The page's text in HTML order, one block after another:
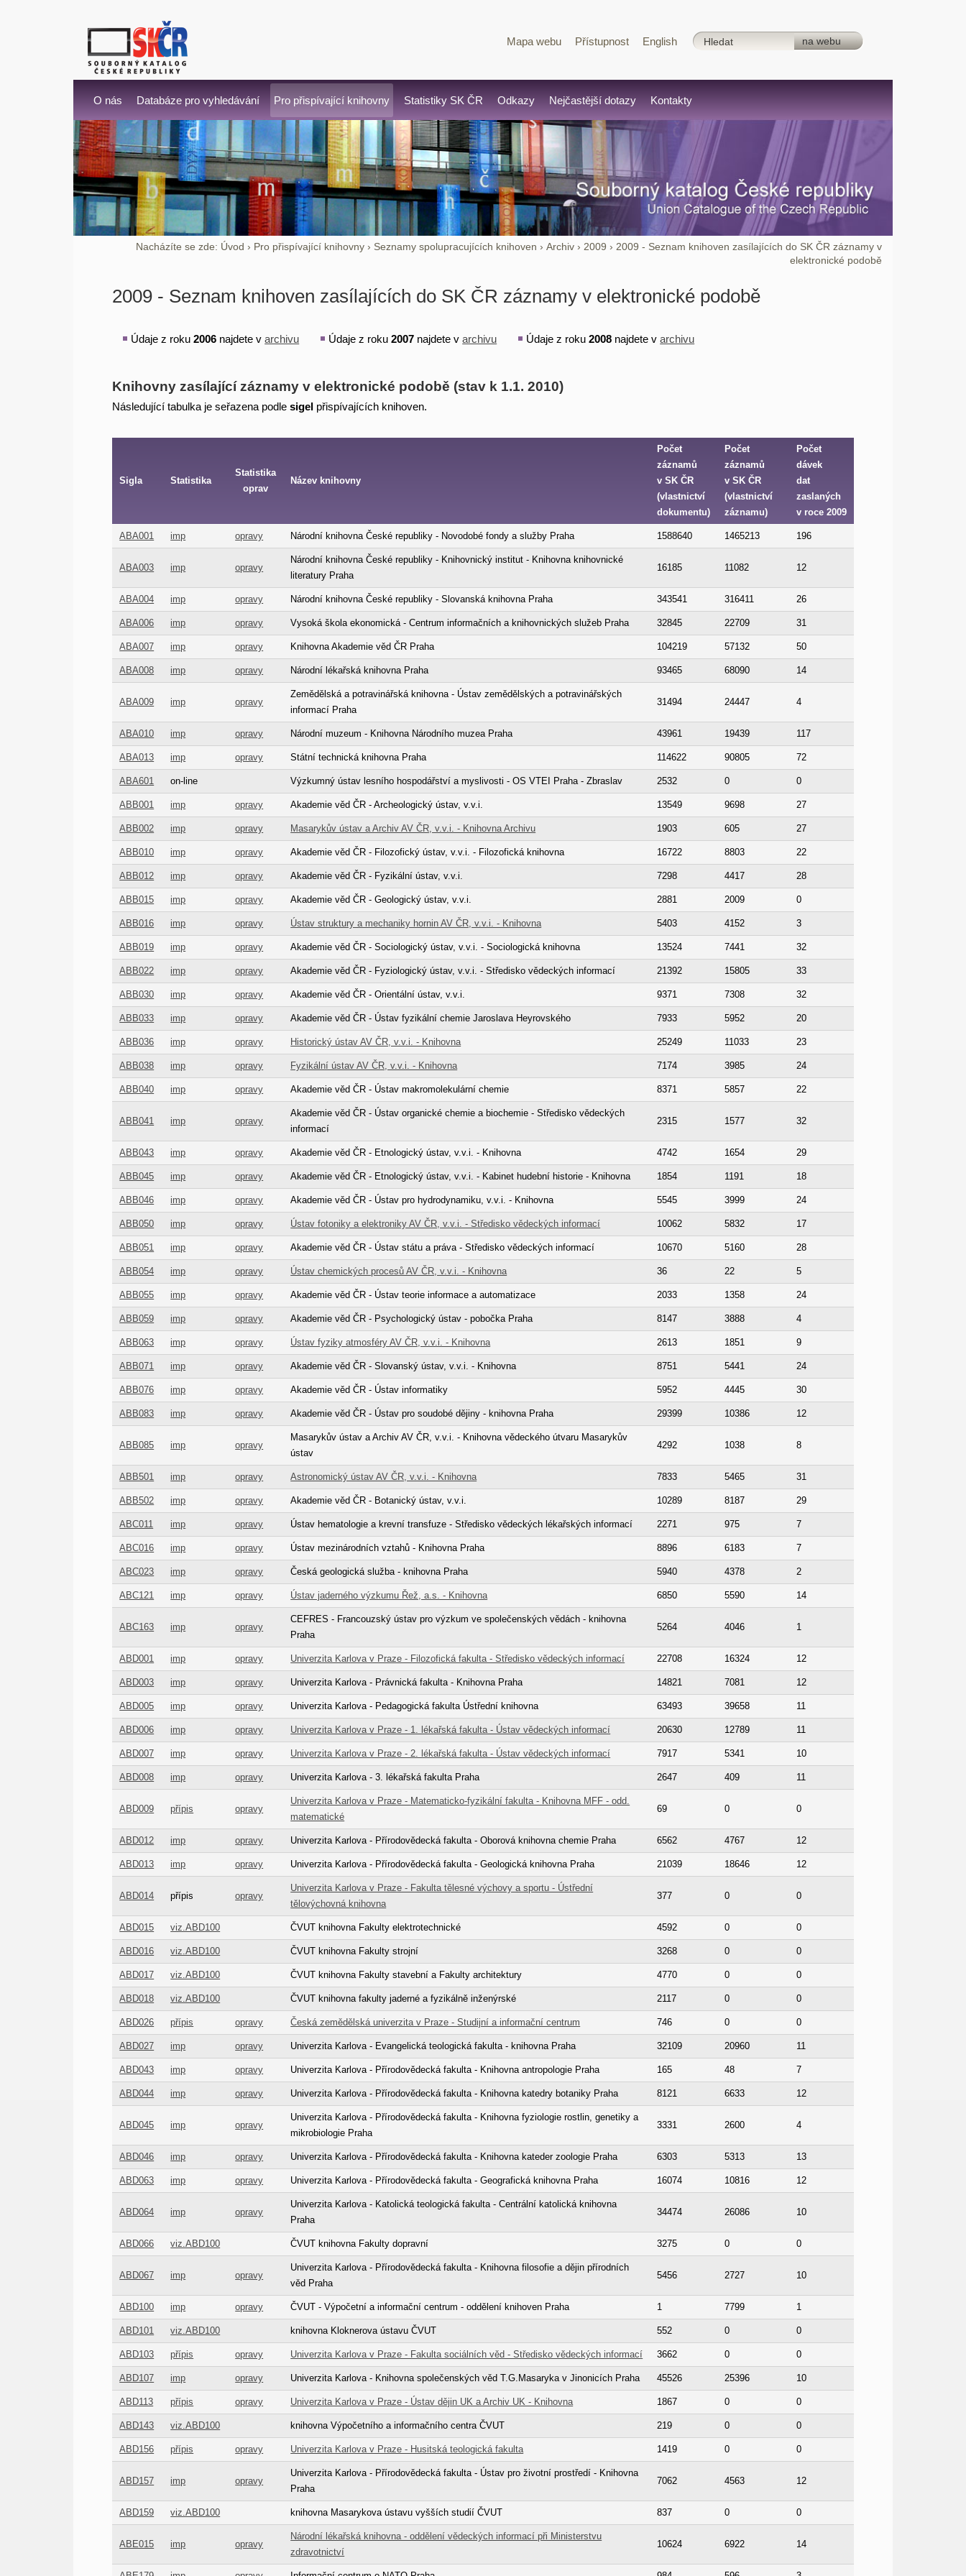
Mapa webu Přístupnost English
O nás Databáze pro vyhledávání Pro přispívající knihovny Statistiky SK ČR Odkazy Nejčastější dotazy Kontakty
Nacházíte se zde: Úvod › Pro přispívající knihovny › Seznamy spolupracujících knihoven ›Archiv › 2009 › 2009 - Seznam knihoven zasílajících do SK ČR záznamy v
elektronické podobě
2009 - Seznam knihoven zasílajících do SK ČR záznamy v elektronické podobě
Údaje z roku2006 najdete varchivu Údaje z roku2007 najdete varchivu Údaje z roku2008 najdete varchivu
Knihovny zasílající záznamy v elektronické podobě (stav k 1.1. 2010)
Následující tabulka je seřazena podlesigel přispívajících knihoven.
Sigla Statistika
Statistika
oprav
Název knihovny
Počet
záznamů
v SK ČR
(vlastnictví
dokumentu)
Počet
záznamů
v SK ČR
(vlastnictví
záznamu)
Počet
dávek
dat
zaslaných
v roce 2009
ABA001 imp opravy Národní knihovna České republiky - Novodobé fondy a služby Praha 1588640 1465213 196
ABA003 imp opravy
Národní knihovna České republiky - Knihovnický institut - Knihovna knihovnické
literatury Praha
16185 11082 12
ABA004 imp opravy Národní knihovna České republiky - Slovanská knihovna Praha 343541 316411 26
ABA006 imp opravy Vysoká škola ekonomická - Centrum informačních a knihovnických služeb Praha 32845 22709 31
ABA007 imp opravy Knihovna Akademie věd ČR Praha 104219 57132 50
ABA008 imp opravy Národní lékařská knihovna Praha 93465 68090 14
ABA009 imp opravy
Zemědělská a potravinářská knihovna - Ústav zemědělských a potravinářských
informací Praha
31494 24447 4
ABA010 imp opravy Národní muzeum - Knihovna Národního muzea Praha 43961 19439 117
ABA013 imp opravy Státní technická knihovna Praha 114622 90805 72
ABA601 on-line Výzkumný ústav lesního hospodářství a myslivosti - OS VTEI Praha - Zbraslav 2532 0 0
ABB001 imp opravy Akademie věd ČR - Archeologický ústav, v.v.i. 13549 9698 27
ABB002 imp opravy Masarykův ústav a Archiv AV ČR, v.v.i. - Knihovna Archivu 1903 605 27
ABB010 imp opravy Akademie věd ČR - Filozofický ústav, v.v.i. - Filozofická knihovna 16722 8803 22
ABB012 imp opravy Akademie věd ČR - Fyzikální ústav, v.v.i. 7298 4417 28
ABB015 imp opravy Akademie věd ČR - Geologický ústav, v.v.i. 2881 2009 0
ABB016 imp opravy Ústav struktury a mechaniky hornin AV ČR, v.v.i. - Knihovna 5403 4152 3
ABB019 imp opravy Akademie věd ČR - Sociologický ústav, v.v.i. - Sociologická knihovna 13524 7441 32
ABB022 imp opravy Akademie věd ČR - Fyziologický ústav, v.v.i. - Středisko vědeckých informací 21392 15805 33
ABB030 imp opravy Akademie věd ČR - Orientální ústav, v.v.i. 9371 7308 32
ABB033 imp opravy Akademie věd ČR - Ústav fyzikální chemie Jaroslava Heyrovského 7933 5952 20
ABB036 imp opravy Historický ústav AV ČR, v.v.i. - Knihovna 25249 11033 23
ABB038 imp opravy Fyzikální ústav AV ČR, v.v.i. - Knihovna 7174 3985 24
ABB040 imp opravy Akademie věd ČR - Ústav makromolekulární chemie 8371 5857 22
ABB041 imp opravy
Akademie věd ČR - Ústav organické chemie a biochemie - Středisko vědeckých
informací
2315 1577 32
ABB043 imp opravy Akademie věd ČR - Etnologický ústav, v.v.i. - Knihovna 4742 1654 29
ABB045 imp opravy Akademie věd ČR - Etnologický ústav, v.v.i. - Kabinet hudební historie - Knihovna 1854 1191 18
ABB046 imp opravy Akademie věd ČR - Ústav pro hydrodynamiku, v.v.i. - Knihovna 5545 3999 24
ABB050 imp opravy Ústav fotoniky a elektroniky AV ČR, v.v.i. - Středisko vědeckých informací 10062 5832 17
ABB051 imp opravy Akademie věd ČR - Ústav státu a práva - Středisko vědeckých informací 10670 5160 28
ABB054 imp opravy Ústav chemických procesů AV ČR, v.v.i. - Knihovna 36 22 5
ABB055 imp opravy Akademie věd ČR - Ústav teorie informace a automatizace 2033 1358 24
ABB059 imp opravy Akademie věd ČR - Psychologický ústav - pobočka Praha 8147 3888 4
ABB063 imp opravy Ústav fyziky atmosféry AV ČR, v.v.i. - Knihovna 2613 1851 9
ABB071 imp opravy Akademie věd ČR - Slovanský ústav, v.v.i. - Knihovna 8751 5441 24
ABB076 imp opravy Akademie věd ČR - Ústav informatiky 5952 4445 30
ABB083 imp opravy Akademie věd ČR - Ústav pro soudobé dějiny - knihovna Praha 29399 10386 12
ABB085 imp opravy
Masarykův ústav a Archiv AV ČR, v.v.i. - Knihovna vědeckého útvaru Masarykův
ústav
4292 1038 8
ABB501 imp opravy Astronomický ústav AV ČR, v.v.i. - Knihovna 7833 5465 31
ABB502 imp opravy Akademie věd ČR - Botanický ústav, v.v.i. 10289 8187 29
ABC011 imp opravy Ústav hematologie a krevní transfuze - Středisko vědeckých lékařských informací 2271 975 7
ABC016 imp opravy Ústav mezinárodních vztahů - Knihovna Praha 8896 6183 7
ABC023 imp opravy Česká geologická služba - knihovna Praha 5940 4378 2
ABC121 imp opravy Ústav jaderného výzkumu Řež, a.s. - Knihovna 6850 5590 14
ABC163 imp opravy
CEFRES - Francouzský ústav pro výzkum ve společenských vědách - knihovna
Praha
5264 4046 1
ABD001 imp opravy Univerzita Karlova v Praze - Filozofická fakulta - Středisko vědeckých informací 22708 16324 12
ABD003 imp opravy Univerzita Karlova - Právnická fakulta - Knihovna Praha 14821 7081 12
ABD005 imp opravy Univerzita Karlova - Pedagogická fakulta Ústřední knihovna 63493 39658 11
ABD006 imp opravy Univerzita Karlova v Praze - 1. lékařská fakulta - Ústav vědeckých informací 20630 12789 11
ABD007 imp opravy Univerzita Karlova v Praze - 2. lékařská fakulta - Ústav vědeckých informací 7917 5341 10
ABD008 imp opravy Univerzita Karlova - 3. lékařská fakulta Praha 2647 409 11
ABD009 přípis opravy
Univerzita Karlova v Praze - Matematicko-fyzikální fakulta - Knihovna MFF - odd.
matematické
69 0 0
ABD012 imp opravy Univerzita Karlova - Přírodovědecká fakulta - Oborová knihovna chemie Praha 6562 4767 12
ABD013 imp opravy Univerzita Karlova - Přírodovědecká fakulta - Geologická knihovna Praha 21039 18646 12
ABD014 přípis opravy
Univerzita Karlova v Praze - Fakulta tělesné výchovy a sportu - Ústřední
tělovýchovná knihovna
377 0 0
ABD015 viz.ABD100 ČVUT knihovna Fakulty elektrotechnické 4592 0 0
ABD016 viz.ABD100 ČVUT knihovna Fakulty strojní 3268 0 0
ABD017 viz.ABD100 ČVUT knihovna Fakulty stavební a Fakulty architektury 4770 0 0
ABD018 viz.ABD100 ČVUT knihovna fakulty jaderné a fyzikálně inženýrské 2117 0 0
ABD026 přípis opravy Česká zemědělská univerzita v Praze - Studijní a informační centrum 746 0 0
ABD027 imp opravy Univerzita Karlova - Evangelická teologická fakulta - knihovna Praha 32109 20960 11
ABD043 imp opravy Univerzita Karlova - Přírodovědecká fakulta - Knihovna antropologie Praha 165 48 7
ABD044 imp opravy Univerzita Karlova - Přírodovědecká fakulta - Knihovna katedry botaniky Praha 8121 6633 12
ABD045 imp opravy
Univerzita Karlova - Přírodovědecká fakulta - Knihovna fyziologie rostlin, genetiky a
mikrobiologie Praha
3331 2600 4
ABD046 imp opravy Univerzita Karlova - Přírodovědecká fakulta - Knihovna kateder zoologie Praha 6303 5313 13
ABD063 imp opravy Univerzita Karlova - Přírodovědecká fakulta - Geografická knihovna Praha 16074 10816 12
ABD064 imp opravy
Univerzita Karlova - Katolická teologická fakulta - Centrální katolická knihovna
Praha
34474 26086 10
ABD066 viz.ABD100 ČVUT knihovna Fakulty dopravní 3275 0 0
ABD067 imp opravy
Univerzita Karlova - Přírodovědecká fakulta - Knihovna filosofie a dějin přírodních
věd Praha
5456 2727 10
ABD100 imp opravy ČVUT - Výpočetní a informační centrum - oddělení knihoven Praha 1 7799 1
ABD101 viz.ABD100 knihovna Kloknerova ústavu ČVUT 552 0 0
ABD103 přípis opravy Univerzita Karlova v Praze - Fakulta sociálních věd - Středisko vědeckých informací 3662 0 0
ABD107 imp opravy Univerzita Karlova - Knihovna společenských věd T.G.Masaryka v Jinonicích Praha 45526 25396 10
ABD113 přípis opravy Univerzita Karlova v Praze - Ústav dějin UK a Archiv UK - Knihovna 1867 0 0
ABD143 viz.ABD100 knihovna Výpočetního a informačního centra ČVUT 219 0 0
ABD156 přípis opravy Univerzita Karlova v Praze - Husitská teologická fakulta 1419 0 0
ABD157 imp opravy
Univerzita Karlova - Přírodovědecká fakulta - Ústav pro životní prostředí - Knihovna
Praha
7062 4563 12
ABD159 viz.ABD100 knihovna Masarykova ústavu vyšších studií ČVUT 837 0 0
ABE015 imp opravy
Národní lékařská knihovna - oddělení vědeckých informací při Ministerstvu
zdravotnictví
10624 6922 14